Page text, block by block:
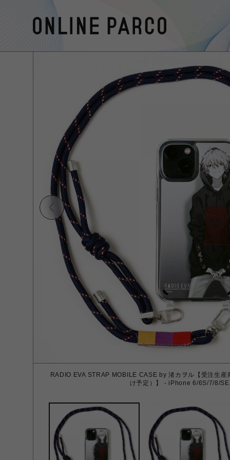
RADIO EVA STRAP MOBILE CASE by 渚カヲル【受注生
け予定）】 - iPhone 6/6S/7/8/